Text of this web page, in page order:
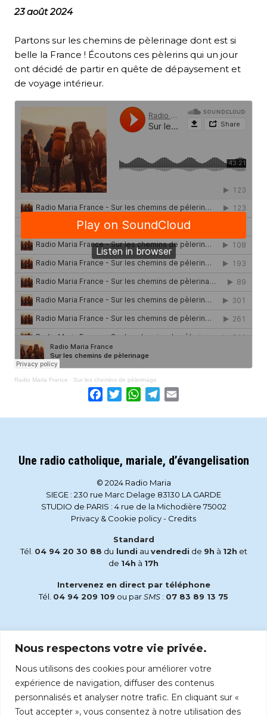
Nous respectons votre vie privée.
Nous utilisons des cookies pour améliorer votre
expérience de navigation, diffuser des contenus
personnalisés et analyser notre trafic. En cliquant sur «
Tout accepter », vous consentez à notre utilisation des
23 août 2024
Partons sur les chemins de pèlerinage dont est si
belle la France ! Écoutons ces pèlerins qui un jour
ont décidé de partir en quête de dépaysement et
de voyage intérieur.
Radio Maria France · Sur les chemins de pèlerinage
Facebook
TwitterWhatsApp
Telegram
Une radio catholique, mariale, d’évangelisation
© 2024 Radio Maria
SIEGE : 230 rue Marc Delage 83130 LA GARDE
STUDIO de PARIS : 4 rue de la Michodière 75002
Privacy & Cookie policy- Credits
Standard
Tél. 04 94 20 30 88 du lundi au vendredi de 9h à 12h et
de 14h à 17h
Intervenez en direct par téléphone
Tél. 04 94 209 109 ou parSMS : 07 83 89 13 75
accueil@radiomaria.fr
Écoutez Radio Maria sur :